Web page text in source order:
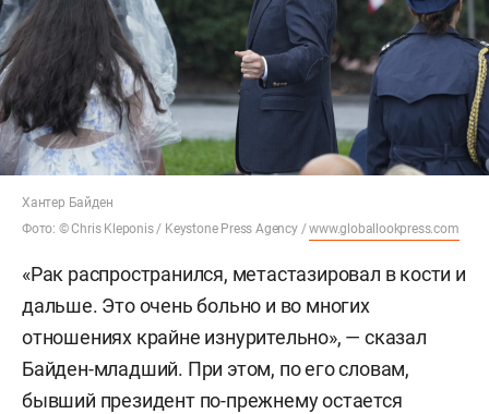
Хантер Байден
Фото: © Chris Kleponis / Keystone Press Agency /www.globallookpress.com
«Рак распространился, метастазировал в кости и
дальше. Это очень больно и во многих
отношениях крайне изнурительно», — сказал
Байден-младший. При этом, по его словам,
бывший президент по-прежнему остается